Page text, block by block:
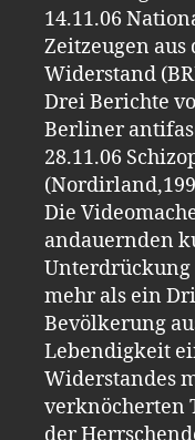
14.11.06
Zeitzeugen
Widerstand
Drei Berichte
Berliner
28.11.06
Die
andauernden
mehr als ein
Bevölkerung
Lebendigkeit
Widerstandes
verknöcherten
der